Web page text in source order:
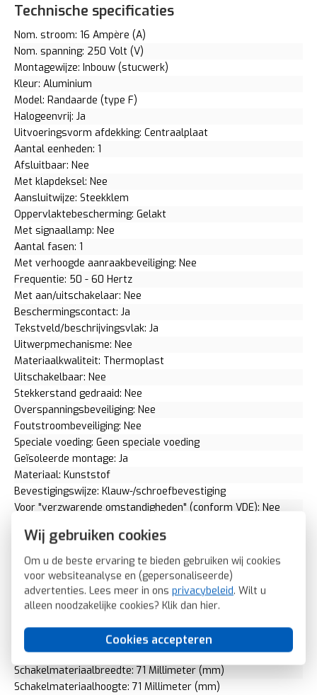
Wij gebruiken cookies
Om u de beste ervaring te bieden gebruiken wij cookies
voor websiteanalyse en (gepersonaliseerde)
advertenties. Lees meer in ons privacybeleid. Wilt u
alleen noodzakelijke cookies? Klik dan hier.
Cookies accepteren
Technische specificaties
Nom. stroom: 16 Ampère (A)
Nom. spanning: 250 Volt (V)
Montagewijze: Inbouw (stucwerk)
Kleur: Aluminium
Model: Randaarde (type F)
Halogeenvrij: Ja
Uitvoeringsvorm afdekking: Centraalplaat
Aantal eenheden: 1
Afsluitbaar: Nee
Met klapdeksel: Nee
Aansluitwijze: Steekklem
Oppervlaktebescherming: Gelakt
Met signaallamp: Nee
Aantal fasen: 1
Met verhoogde aanraakbeveiliging: Nee
Frequentie: 50 - 60 Hertz
Met aan/uitschakelaar: Nee
Beschermingscontact: Ja
Tekstveld/beschrijvingsvlak: Ja
Uitwerpmechanisme: Nee
Materiaalkwaliteit: Thermoplast
Uitschakelbaar: Nee
Stekkerstand gedraaid: Nee
Overspanningsbeveiliging: Nee
Foutstroombeveiliging: Nee
Speciale voeding: Geen speciale voeding
Geïsoleerde montage: Ja
Materiaal: Kunststof
Bevestigingswijze: Klauw-/schroefbevestiging
Voor "verzwarende omstandigheden" (conform VDE): Nee
RAL-nummer (vergelijkbaar): 9006
Slagvastheid: IK02
Transparant: Nee
Uitvoering oppervlakte: Mat
Met glaszekering: Nee
Geschikt voor beschermingsgraad (IP): IP20
Fase-aftakking: Geen
Schakelmateriaalbreedte: 71 Millimeter (mm)
Schakelmateriaalhoogte: 71 Millimeter (mm)